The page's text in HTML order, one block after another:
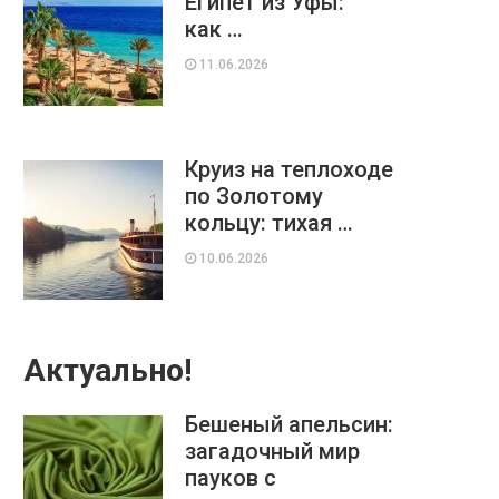
как …
11.06.2026
Круиз на теплоходе
по Золотому
кольцу: тихая …
10.06.2026
Актуально!
Бешеный апельсин:
загадочный мир
пауков с